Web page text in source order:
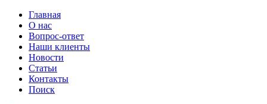
Главная
О нас
Вопрос-ответ
Наши клиенты
Новости
Статьи
Контакты
Поиск